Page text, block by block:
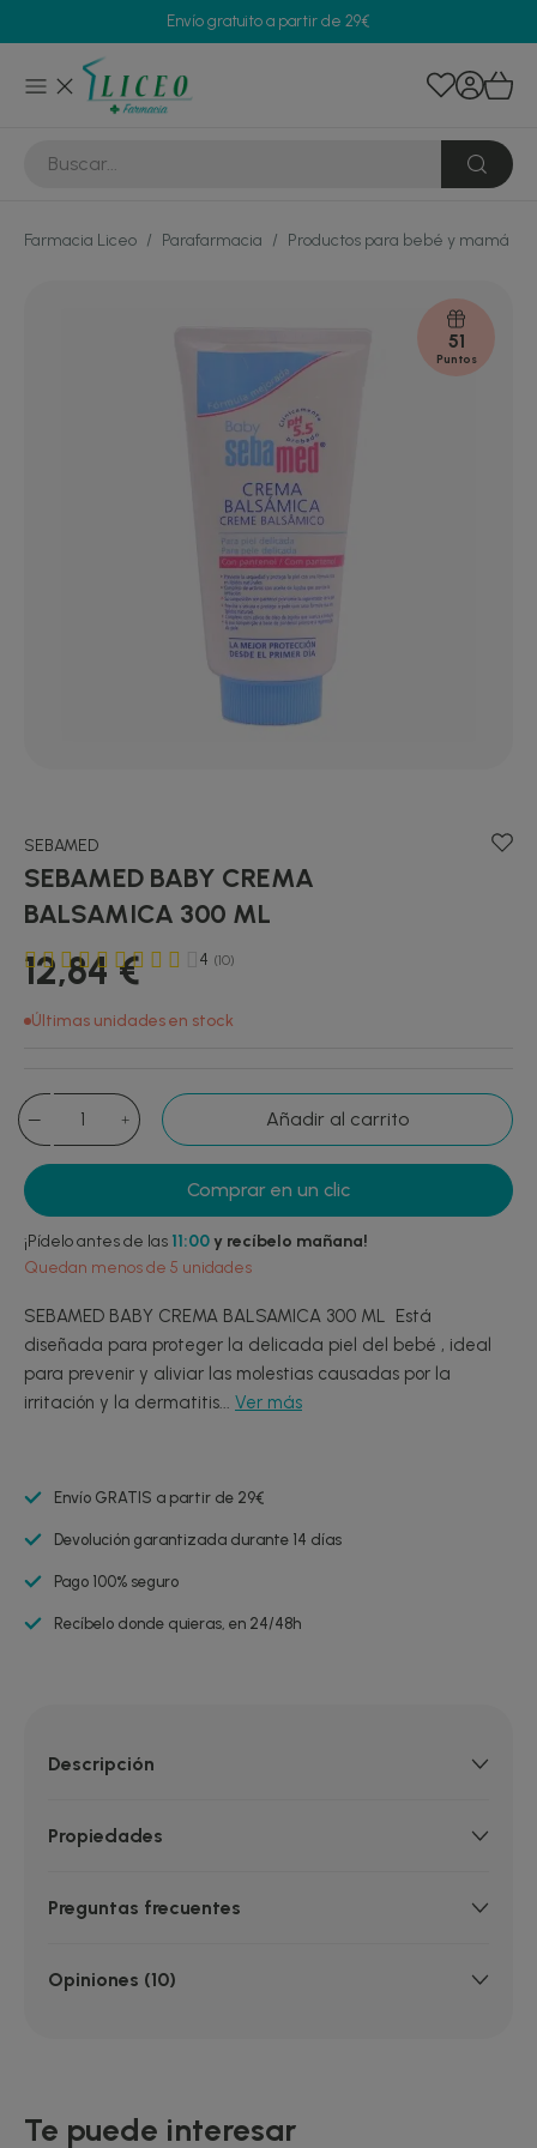
Envío gratuito a partir de 29€
Farmacia Liceo / Parafarmacia / Productos para bebé y mamá
51
Puntos
SEBAMED
SEBAMED BABY CREMA
BALSAMICA 300 ML
12,84 € 4 (10)
Últimas unidades en stock
Añadir al carrito
Comprar en un clic
¡Pídelo antes de las 11:00y recíbelo mañana!
Quedan menos de 5 unidades
SEBAMED BABY CREMA BALSAMICA 300 ML Está
diseñada para proteger la delicada piel del bebé , ideal
para prevenir y aliviar las molestias causadas por la
irritación y la dermatitis... Ver más
Envío GRATIS a partir de 29€
Devolución garantizada durante 14 días
Pago 100% seguro
Recíbelo donde quieras, en 24/48h
Descripción
Propiedades
Preguntas frecuentes
Opiniones (10)
Te puede interesar